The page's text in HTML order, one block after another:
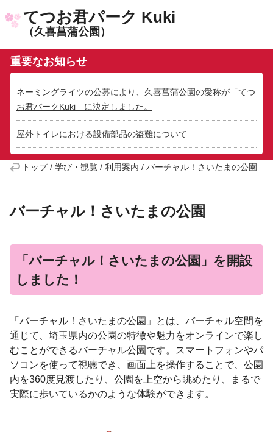
てつお君パーク Kuki
（久喜菖蒲公園）
重要なお知らせ
ネーミングライツの公募により、久喜菖蒲公園の愛称が「てつ
お君パークKuki」に決定しました。
屋外トイレにおける設備部品の盗難について
トップ/ 学び・観覧 / 利用案内 / バーチャル！さいたまの公園
バーチャル！さいたまの公園
「バーチャル！さいたまの公園」を開設
しました！
「バーチャル！さいたまの公園」とは、バーチャル空間を
通じて、埼玉県内の公園の特徴や魅力をオンラインで楽し
むことができるバーチャル公園です。スマートフォンやパ
ソコンを使って視聴でき、画面上を操作することで、公園
内を360度見渡したり、公園を上空から眺めたり、まるで
実際に歩いているかのような体験ができます。